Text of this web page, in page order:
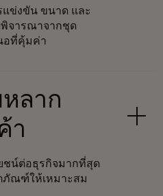
แข่งขัน ขนาด และ
จารณาจากชุด
อที่คุ้มค่า
ลาก
า
น์ต่อธุรกิจมากที่สุด
ภัณฑ์ให้เหมาะสม